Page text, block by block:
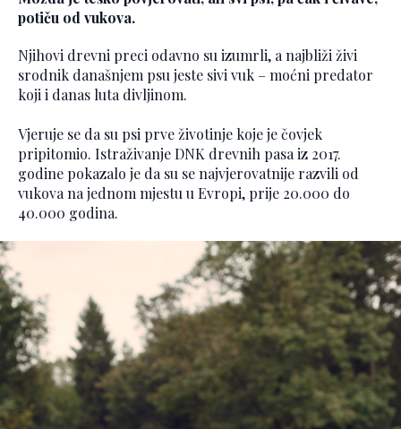
potiču od vukova.
Njihovi drevni preci odavno su izumrli, a najbliži živi
srodnik današnjem psu jeste sivi vuk – moćni predator
koji i danas luta divljinom.
Vjeruje se da su psi prve životinje koje je čovjek
pripitomio. Istraživanje DNK drevnih pasa iz 2017.
godine pokazalo je da su se najvjerovatnije razvili od
vukova na jednom mjestu u Evropi, prije 20.000 do
40.000 godina.